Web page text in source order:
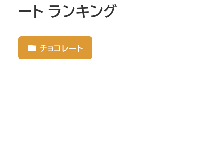
ート ランキング
チョコレート